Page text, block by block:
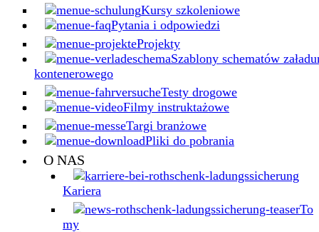
Kursy szkoleniowe
Pytania i odpowiedzi
Projekty
Szablony schematów
kontenerowego
Testy drogowe
Filmy instruktażowe
Targi branżowe
Pliki do pobrania
O NAS
Kariera
To
my